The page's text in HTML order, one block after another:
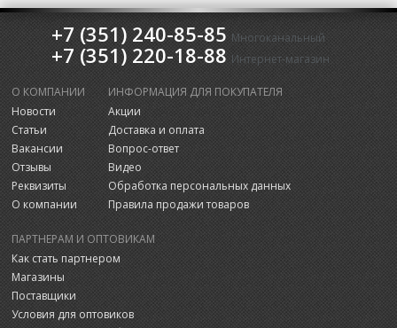
+7 (351) 240-85-85 Многоканальный
+7 (351) 220-18-88 Интернет-магазин
О КОМПАНИИ
Новости
Статьи
Вакансии
Отзывы
Реквизиты
О компании
ИНФОРМАЦИЯ ДЛЯ ПОКУПАТЕЛЯ
Акции
Доставка и оплата
Вопрос-ответ
Видео
Обработка персональных данных
Правила продажи товаров
ПАРТНЕРАМ И ОПТОВИКАМ
Как стать партнером
Магазины
Поставщики
Условия для оптовиков